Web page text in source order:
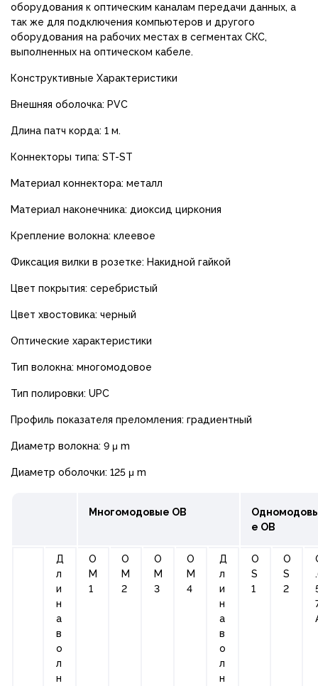
оборудования к оптическим каналам передачи данных, а
так же для подключения компьютеров и другого
оборудования на рабочих местах в сегментах СКС,
выполненных на оптическом кабеле.
Конструктивные Характеристики
Внешняя оболочка: PVC
Длина патч корда: 1 м.
Коннекторы типа: ST-ST
Материал коннектора: металл
Материал наконечника: диоксид циркония
Крепление волокна: клеевое
Фиксация вилки в розетке: Накидной гайкой
Цвет покрытия: серебристый
Цвет хвостовика: черный
Оптические характеристики
Тип волокна: многомодовое
Тип полировки: UPC
Профиль показателя преломления: градиентный
Диаметр волокна: 9 μ m
Диаметр оболочки: 125 μ m
Многомодовые ОВ
е ОВ
Д
л
и
н
а
в
о
л
н
О
М
1
О
М
2
О
М
3
О
М
4
Д
л
и
н
а
в
о
л
н
О
S
1
O
S
2